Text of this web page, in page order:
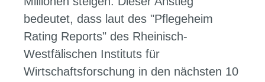
bedeutet, dass laut des "Pflegeheim
Rating Reports" des Rheinisch-
Westfälischen Instituts für
Wirtschaftsforschung in den nächsten 10